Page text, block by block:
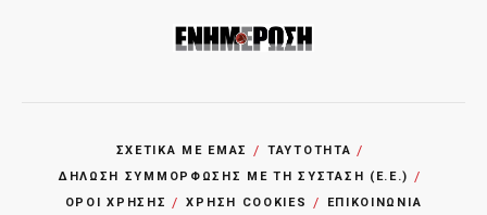
ΣΧΕΤΙΚΑ ΜΕ ΕΜΑΣ
ΤΑΥΤΟΤΗΤΑ
ΔΗΛΩΣΗ ΣΥΜΜΟΡΦΩΣΗΣ ΜΕ ΤΗ ΣΥΣΤΑΣΗ (Ε.Ε.)
ΌΡΟΙ ΧΡΗΣΗΣ
ΧΡΗΣΗ COOKIES ΕΠΙΚΟΙΝΩΝΙΑ